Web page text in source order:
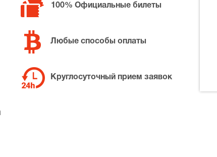
100% Официальные билеты
Любые способы оплаты
Круглосуточный прием заявок